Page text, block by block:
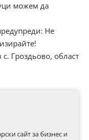
можем да
Не
Гроздьово, област
сайт за бизнес и